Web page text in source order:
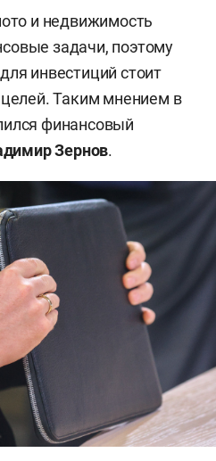
и недвижимость
задачи, поэтому
инвестиций стоит
Таким мнением в
финансовый
Зернов.